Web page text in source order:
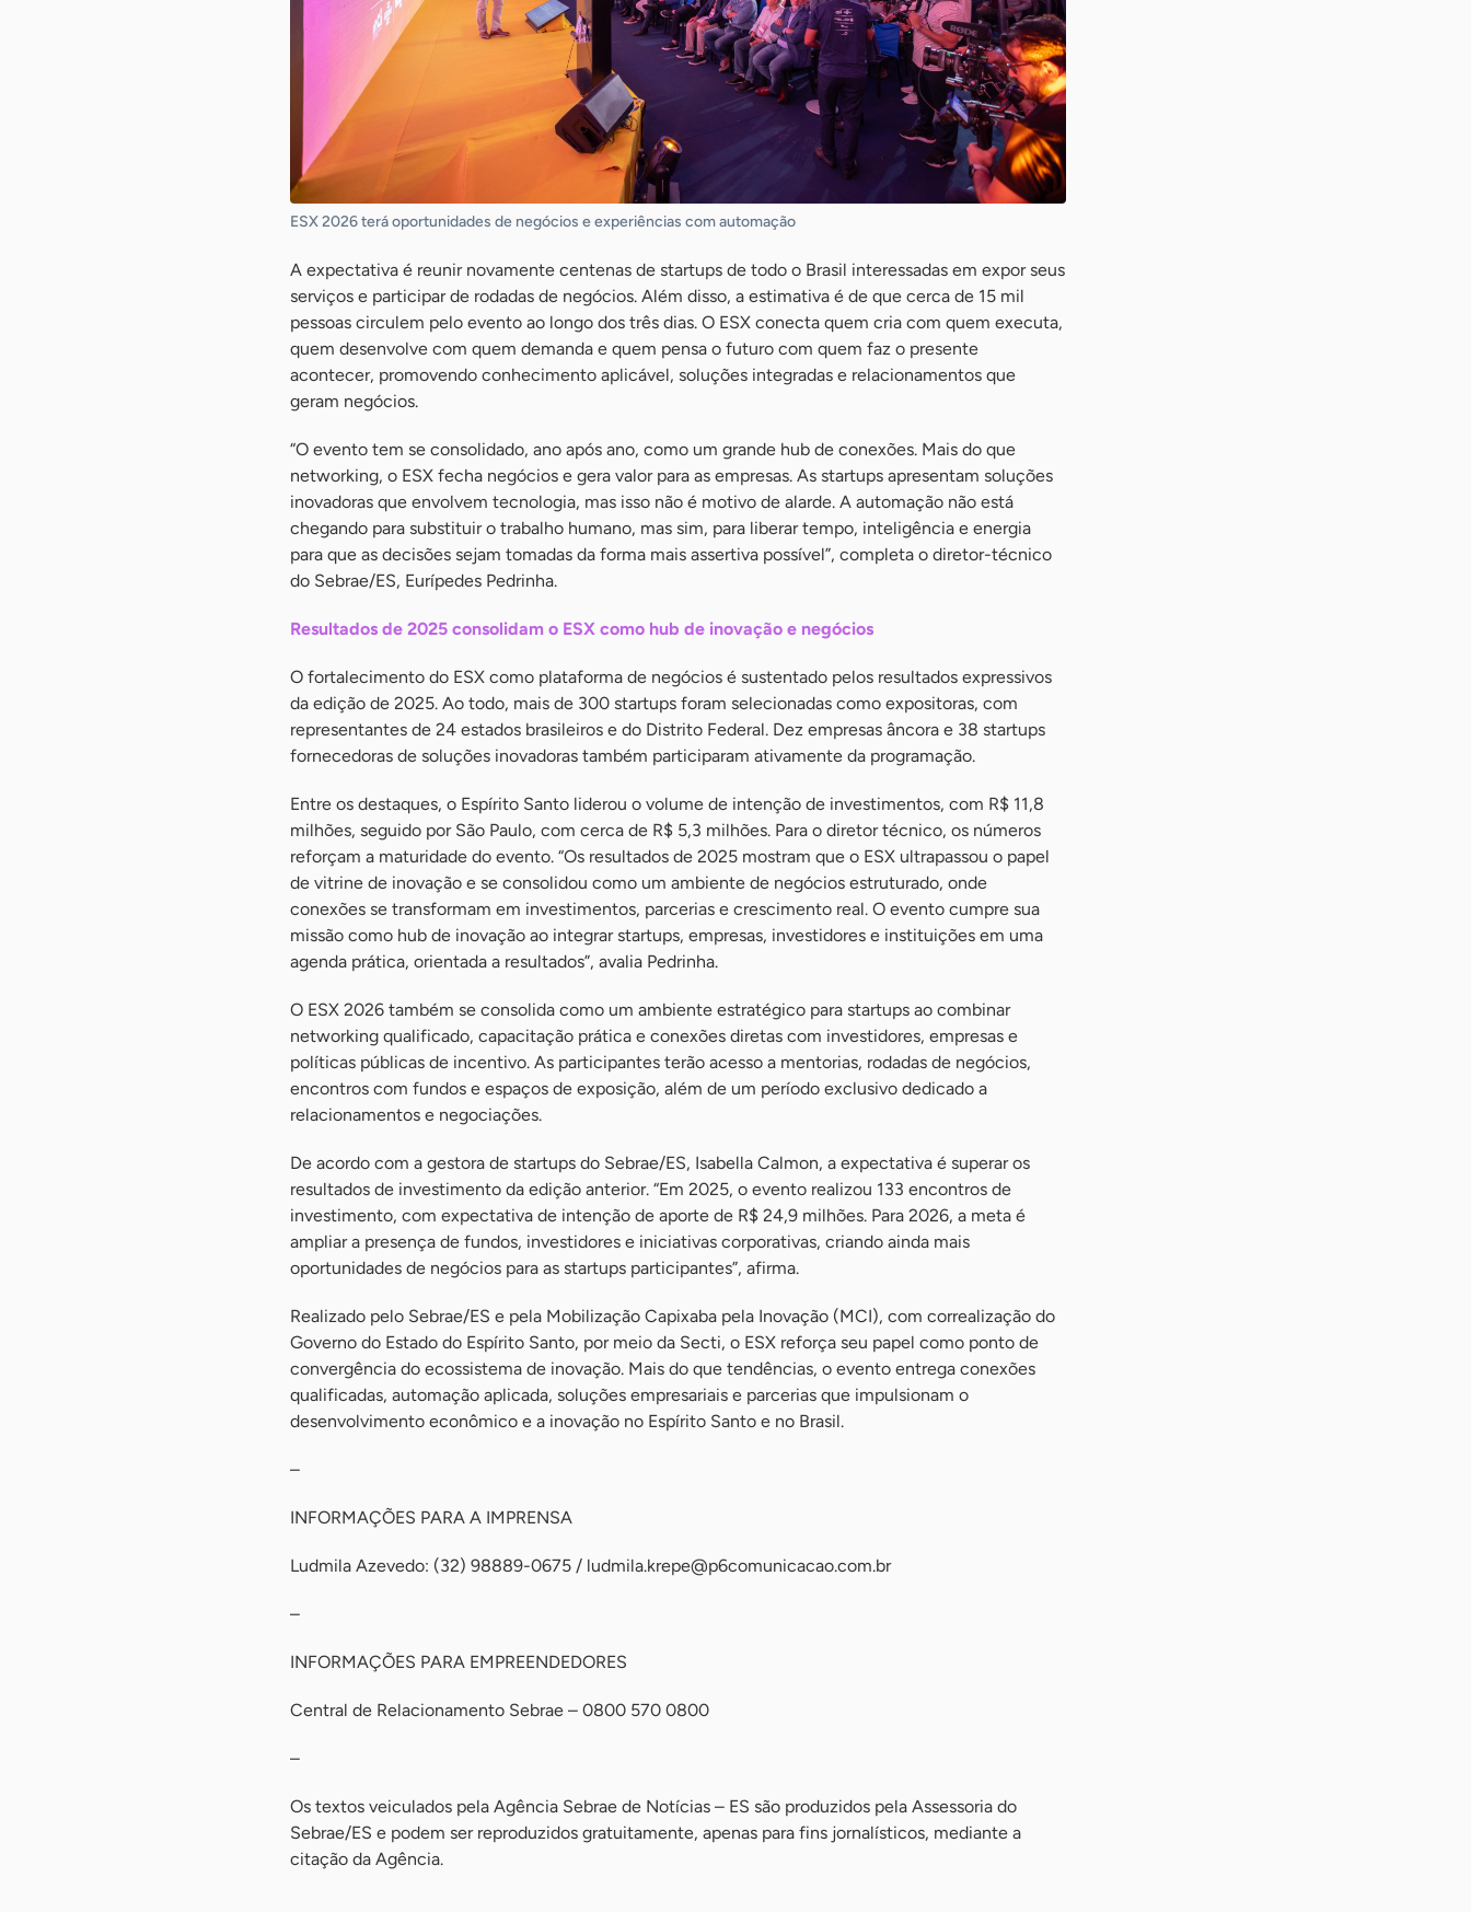
ESX 2026 terá oportunidades de negócios e experiências com automação
A expectativa é reunir novamente centenas de startups de todo o Brasil interessadas em expor seus
serviços e participar de rodadas de negócios. Além disso, a estimativa é de que cerca de 15 mil
pessoas circulem pelo evento ao longo dos três dias. O ESX conecta quem cria com quem executa,
quem desenvolve com quem demanda e quem pensa o futuro com quem faz o presente
acontecer, promovendo conhecimento aplicável, soluções integradas e relacionamentos que
geram negócios.
“O evento tem se consolidado, ano após ano, como um grande hub de conexões. Mais do que
networking, o ESX fecha negócios e gera valor para as empresas. As startups apresentam soluções
inovadoras que envolvem tecnologia, mas isso não é motivo de alarde. A automação não está
chegando para substituir o trabalho humano, mas sim, para liberar tempo, inteligência e energia
para que as decisões sejam tomadas da forma mais assertiva possível”, completa o diretor-técnico
do Sebrae/ES, Eurípedes Pedrinha.
Resultados de 2025 consolidam o ESX como hub de inovação e negócios
O fortalecimento do ESX como plataforma de negócios é sustentado pelos resultados expressivos
da edição de 2025. Ao todo, mais de 300 startups foram selecionadas como expositoras, com
representantes de 24 estados brasileiros e do Distrito Federal. Dez empresas âncora e 38 startups
fornecedoras de soluções inovadoras também participaram ativamente da programação.
Entre os destaques, o Espírito Santo liderou o volume de intenção de investimentos, com R$ 11,8
milhões, seguido por São Paulo, com cerca de R$ 5,3 milhões. Para o diretor técnico, os números
reforçam a maturidade do evento. “Os resultados de 2025 mostram que o ESX ultrapassou o papel
de vitrine de inovação e se consolidou como um ambiente de negócios estruturado, onde
conexões se transformam em investimentos, parcerias e crescimento real. O evento cumpre sua
missão como hub de inovação ao integrar startups, empresas, investidores e instituições em uma
agenda prática, orientada a resultados”, avalia Pedrinha.
O ESX 2026 também se consolida como um ambiente estratégico para startups ao combinar
networking qualificado, capacitação prática e conexões diretas com investidores, empresas e
políticas públicas de incentivo. As participantes terão acesso a mentorias, rodadas de negócios,
encontros com fundos e espaços de exposição, além de um período exclusivo dedicado a
relacionamentos e negociações.
De acordo com a gestora de startups do Sebrae/ES, Isabella Calmon, a expectativa é superar os
resultados de investimento da edição anterior. “Em 2025, o evento realizou 133 encontros de
investimento, com expectativa de intenção de aporte de R$ 24,9 milhões. Para 2026, a meta é
ampliar a presença de fundos, investidores e iniciativas corporativas, criando ainda mais
oportunidades de negócios para as startups participantes”, afirma.
Realizado pelo Sebrae/ES e pela Mobilização Capixaba pela Inovação (MCI), com correalização do
Governo do Estado do Espírito Santo, por meio da Secti, o ESX reforça seu papel como ponto de
convergência do ecossistema de inovação. Mais do que tendências, o evento entrega conexões
qualificadas, automação aplicada, soluções empresariais e parcerias que impulsionam o
desenvolvimento econômico e a inovação no Espírito Santo e no Brasil.
–
INFORMAÇÕES PARA A IMPRENSA
Ludmila Azevedo: (32) 98889-0675 / ludmila.krepe@p6comunicacao.com.br
–
INFORMAÇÕES PARA EMPREENDEDORES
Central de Relacionamento Sebrae – 0800 570 0800
–
Os textos veiculados pela Agência Sebrae de Notícias – ES são produzidos pela Assessoria do
Sebrae/ES e podem ser reproduzidos gratuitamente, apenas para fins jornalísticos, mediante a
citação da Agência.